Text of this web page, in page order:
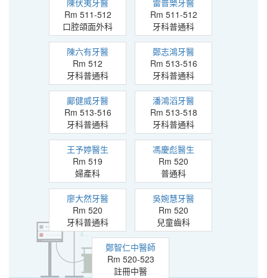
陳伏夷牙醫
Rm 511-512
口腔頜面外科
雷普樂牙醫
Rm 511-512
牙科普通科
陳六有牙醫
Rm 512
牙科普通科
鄭志鴻牙醫
Rm 513-516
牙科普通科
鄺健威牙醫
Rm 513-516
牙科普通科
潘鴻滔牙醫
Rm 513-518
牙科普通科
王予婷醫生
Rm 519
婦產科
馮慶彪醫生
Rm 520
普通科
廖大然牙醫
Rm 520
牙科普通科
吳婉慧牙醫
Rm 520
兒童齒科
鄭智仁中醫師
Rm 520-523
註冊中醫